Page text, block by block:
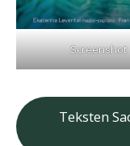
Screenshot
Teksten